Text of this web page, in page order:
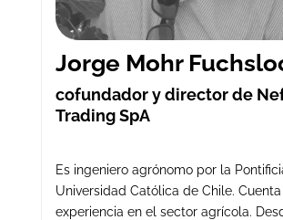
Jorge Mohr
cofundador y director de
Trading SpA
Es ingeniero agrónomo por la
Universidad Católica de Chile.
experiencia en el sector agrícola.